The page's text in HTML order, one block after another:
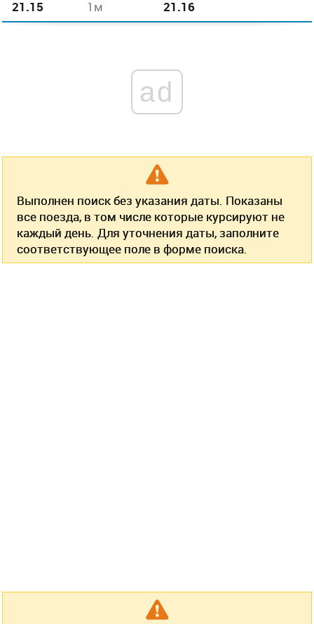
21.15 1м 21.16
ad
Выполнен поиск без указания даты. Показаны
все поезда, в том числе которые курсируют не
каждый день. Для уточнения даты, заполните
соответствующее поле в форме поиска.